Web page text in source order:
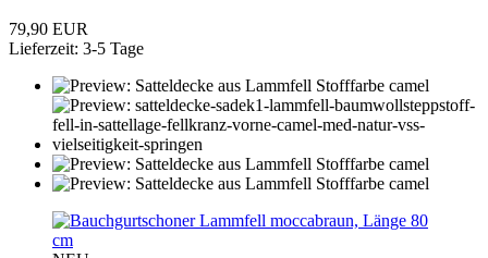
79,90 EUR
Lieferzeit: 3-5 Tage